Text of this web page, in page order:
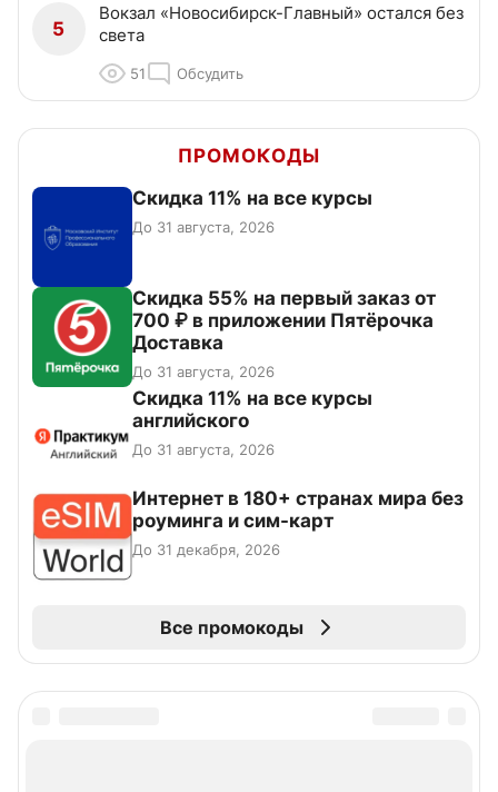
5
Вокзал «Новосибирск-Главный» остался без
света
51 Обсудить
ПРОМОКОДЫ
Скидка 11% на все курсы
До 31 августа, 2026
Скидка 55% на первый заказ от
700 ₽ в приложении Пятёрочка
Доставка
До 31 августа, 2026
Скидка 11% на все курсы
английского
До 31 августа, 2026
Интернет в 180+ странах мира без
роуминга и сим-карт
До 31 декабря, 2026
Все промокоды